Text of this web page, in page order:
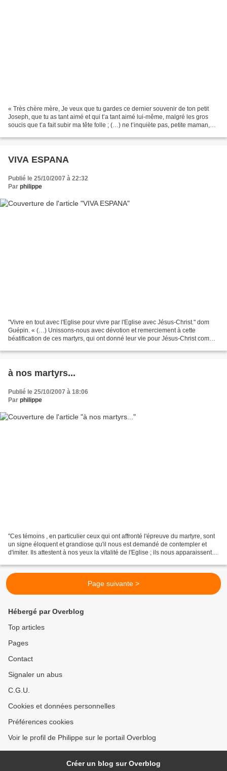
« Très chère mère, Je veux que tu gardes ce dernier souvenir de ton petit
Joseph, que tu as tant aimé et qui t’a tant aimé lui-même, malgré les gros
soucis que t’a fait subir ma tête folle ; (…) ne t’inquiète pas, petite maman,
VIVA ESPANA
Publié le 25/10/2007 à 22:32
Par philippe
"Vivre en tout avec l'Eglise pour vivre par l'Eglise avec Jésus-Christ." dom
Guépin. « (…) Unissons-nous avec dévotion et remerciement à cette
béatification de ces martyrs, qui ont donné leur vie pour Jésus-Christ comme
à nos martyrs...
Publié le 25/10/2007 à 18:06
Par philippe
"Ces témoins , en particulier ceux qui ont affronté l'épreuve du martyre, sont
un signe éloquent et grandiose qu'il nous est demandé de contempler et
d'imiter. Ils attestent à nos yeux la vitalité de l'Eglise ; ils nous apparaissent
Page suivante >
Hébergé par Overblog
Top articles
Pages
Contact
Signaler un abus
C.G.U.
Cookies et données personnelles
Préférences cookies
Voir le profil de Philippe sur le portail Overblog
Créer un blog sur Overblog